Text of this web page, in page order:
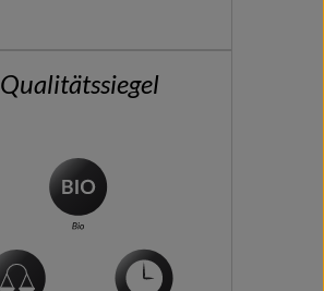
Qualitätssiegel